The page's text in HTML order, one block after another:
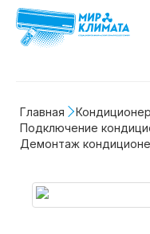
Главная
Подключение
Демонтаж